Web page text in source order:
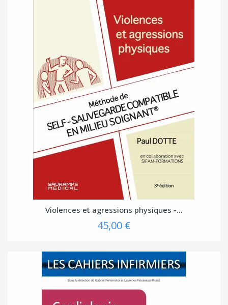
Violences et agressions physiques -...
45,00 €